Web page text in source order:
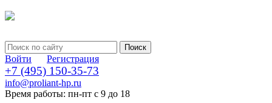
Войти Регистрация
+7 (495) 150-35-73
info@proliant-hp.ru
Время работы: пн-пт с 9 до 18